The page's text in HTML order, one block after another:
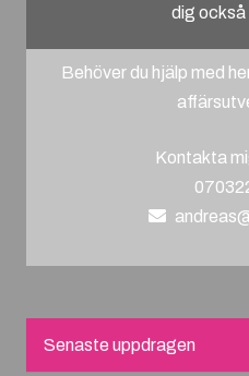
dig
Behöver du hjälp med
Kontakta
Senaste uppdragen